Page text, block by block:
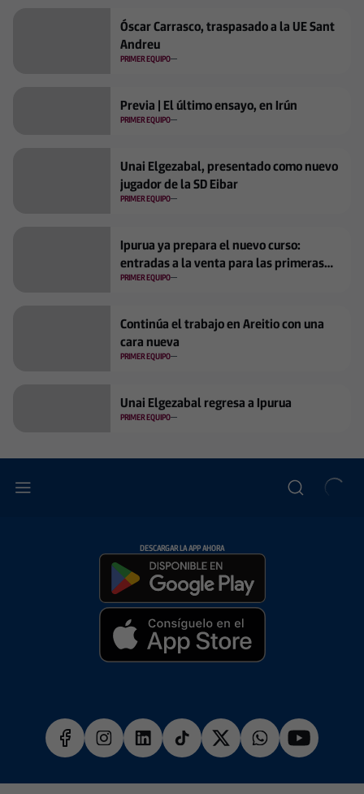
Óscar Carrasco, traspasado a la UE Sant
Andreu
PRIMER EQUIPO
Previa | El último ensayo, en Irún
PRIMER EQUIPO
Unai Elgezabal, presentado como nuevo
jugador de la SD Eibar
PRIMER EQUIPO
Ipurua ya prepara el nuevo curso:
entradas a la venta para las primeras
jornadas
PRIMER EQUIPO
Continúa el trabajo en Areitio con una
cara nueva
PRIMER EQUIPO
Unai Elgezabal regresa a Ipurua
PRIMER EQUIPO
DESCARGAR LA APP AHORA